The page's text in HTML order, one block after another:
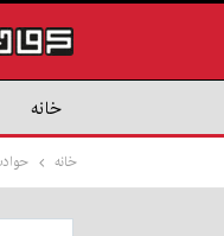
خانه
خانه